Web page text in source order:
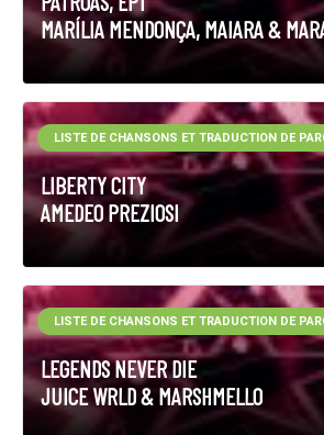
MARÍLIA MENDONÇA, MAIARA &
LIBERTY CITY
AMEDEO PREZIOSI
LISTE DE CHANSONS ET TRADUCTION DE
LEGENDS NEVER DIE
JUICE WRLD & MARSHMELLO
LISTE DE CHANSONS ET TRADUCTION DE